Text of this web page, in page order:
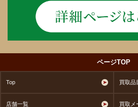
ページTOP
Top 買取品
店舗一覧 買取メ